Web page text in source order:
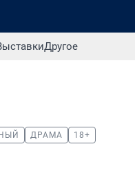
Другое
ДРАМА 18+